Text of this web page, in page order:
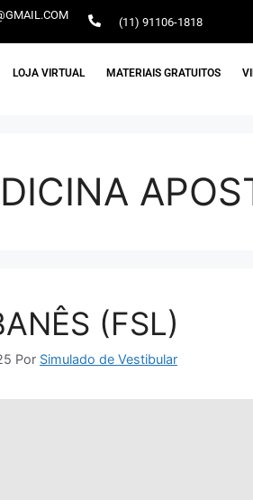
(11) 91106-1818
LOJA VIRTUAL MATERIAIS GRATUITOS
(FSL)
Por Simulado de Vestibular